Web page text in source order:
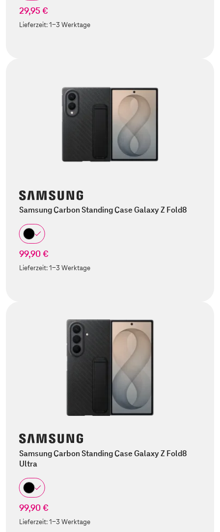
29,95 €
Lieferzeit:1-3 Werktage
Samsung Carbon Standing Case Galaxy Z Fold8
99,90 €
Lieferzeit:1-3 Werktage
Samsung Carbon Standing Case Galaxy Z Fold8
Ultra
99,90 €
Lieferzeit:1-3 Werktage